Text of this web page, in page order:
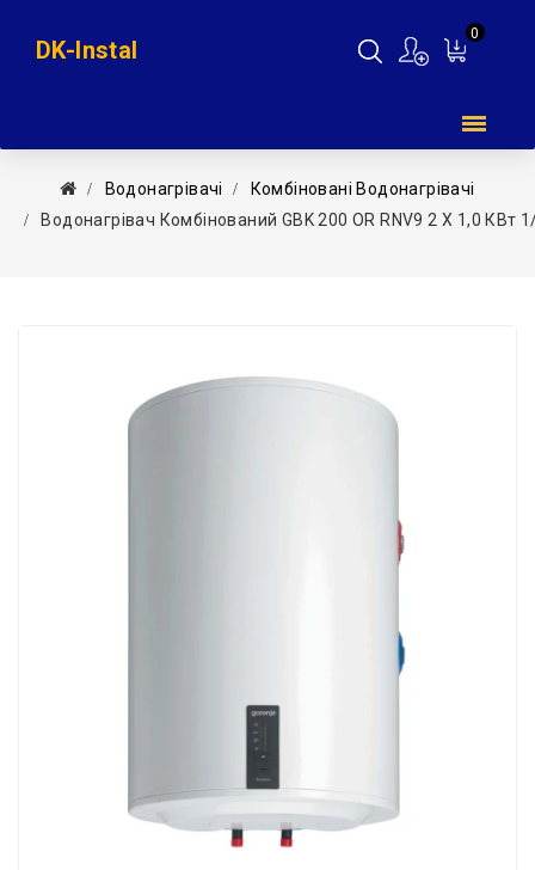
0
DK-Instal
Водонагрівачі
Комбіновані Водонагрівачі
Водонагрівач Комбінований GBK 200 OR RNV9 2 Х 1,0 КВт